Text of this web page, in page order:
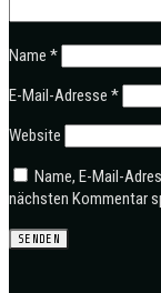
Name *
E-Mail-Adresse *
Website
Name, E-Mail-
nächsten Kommentar